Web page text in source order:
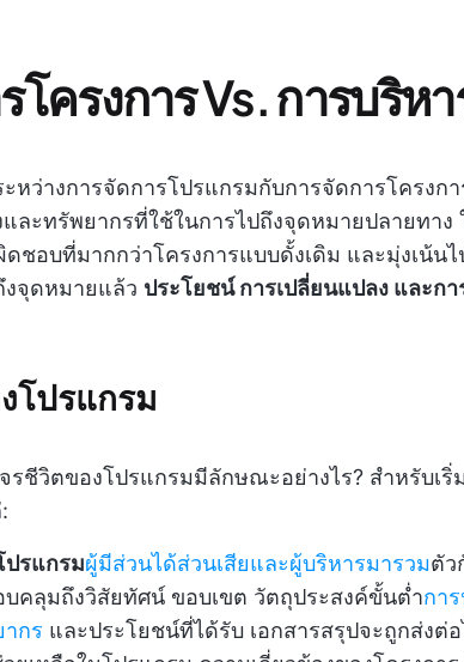
โครงการ Vs. การบริห
หว่างการจัดการโปรแกรมกับการจัดการโครงกา
และทรัพยากรที่ใช้ในการไปถึงจุดหมายปลายทา
ชอบที่มากกว่าโครงการแบบดั้งเดิม และมุ่งเน้น
งจุดหมายแล้ว ประโยชน์ การเปลี่ยนแปลง และก
โปรแกรม
จรชีวิตของโปรแกรมมีลักษณะอย่างไร? สำหรับ
ปรแกรมผู้มีส่วนได้ส่วนเสียและผู้บริหารมารวมตัว
คลุมถึงวิสัยทัศน์ ขอบเขต วัตถุประสงค์ขั้นต่ำกา
กร และประโยชน์ที่ได้รับ เอกสารสรุปจะถูกส่งต่